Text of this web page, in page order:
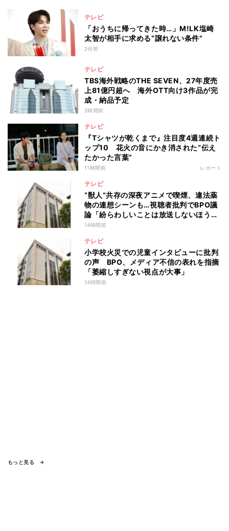
テレビ
「おうちに帰ってきた時…」M!LK塩崎
太智が相手に求める“譲れない条件”
2分前
テレビ
TBS海外戦略のTHE SEVEN、27年度売
上81億円超へ 海外OTT向け3作品が完
成・納品予定
2時間前
テレビ
『Tシャツが乾くまで』注目度4週連続ト
ップ10 花火の音にかき消された“伝え
たかった言葉”
11時間前 レポート
テレビ
“獣人”共存の深夜アニメで喫煙、違法薬
物の連想シーンも…視聴者批判でBPO議
論「紛らわしいことは放送しないほう
が」
14時間前
テレビ
小学校火災での児童インタビューに批判
の声 BPO、メディア不信の表れを指摘
「萎縮しすぎない視点が大事」
14時間前
もっと見る